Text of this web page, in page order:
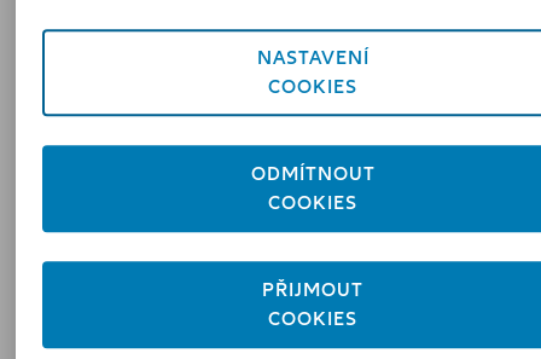
nadnárodní společnost, Allianz
Commercial je vaším partnerem pro
řízení rychle se vyvíjejících rizik dneška i
zítřka.
Allianz Commercial je expertní centrum a globální linie
Group pro pojištění středně velkých podniků, velkých
NASTAVENÍ
COOKIES
ODMÍTNOUT
COOKIES
PŘIJMOUT
COOKIES